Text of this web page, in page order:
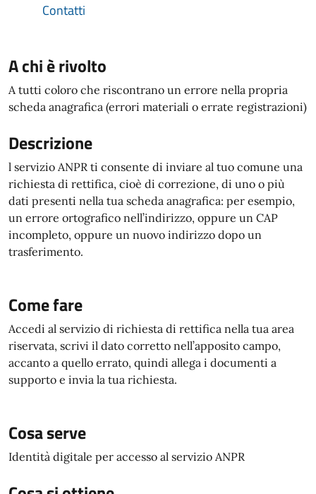
Contatti
A chi è rivolto
A tutti coloro che riscontrano un errore nella propria
scheda anagrafica (errori materiali o errate registrazioni)
Descrizione
l servizio ANPR ti consente di inviare al tuo comune una
richiesta di rettifica, cioè di correzione, di uno o più
dati presenti nella tua scheda anagrafica: per esempio,
un errore ortografico nell’indirizzo, oppure un CAP
incompleto, oppure un nuovo indirizzo dopo un
trasferimento.
Come fare
Accedi al servizio di richiesta di rettifica nella tua area
riservata, scrivi il dato corretto nell’apposito campo,
accanto a quello errato, quindi allega i documenti a
supporto e invia la tua richiesta.
Cosa serve
Identità digitale per accesso al servizio ANPR